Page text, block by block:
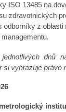
ISO 13485 na
zdravotnických
odborníky z
dnů
si vyhrazuje právo